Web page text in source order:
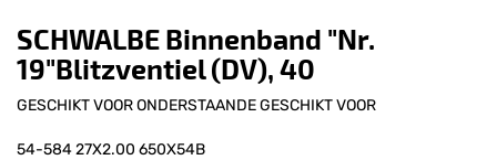
SCHWALBE Binnenband "Nr.
19"Blitzventiel (DV), 40
GESCHIKT VOOR ONDERSTAANDE GESCHIKT VOOR
54-584 27X2.00 650X54B